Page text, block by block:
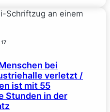
17
bei
verletzt /
ist mit 55
Stunden in der